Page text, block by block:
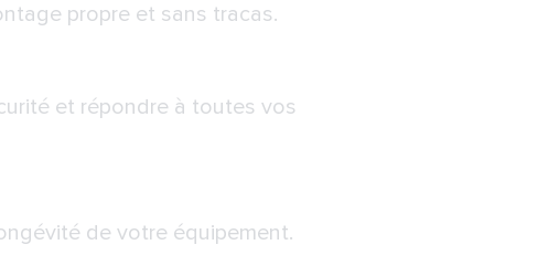
propre et sans tracas.
et répondre à toutes vos
de votre équipement.